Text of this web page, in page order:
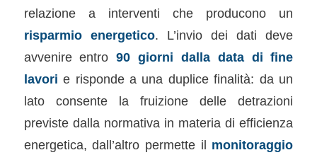
relazione a interventi che producono un
risparmio energetico. L’invio dei dati deve
avvenire entro90 giorni dalla data di fine
lavori e risponde a una duplice finalità: da un
lato consente la fruizione delle detrazioni
previste dalla normativa in materia di efficienza
energetica, dall’altro permette il monitoraggio